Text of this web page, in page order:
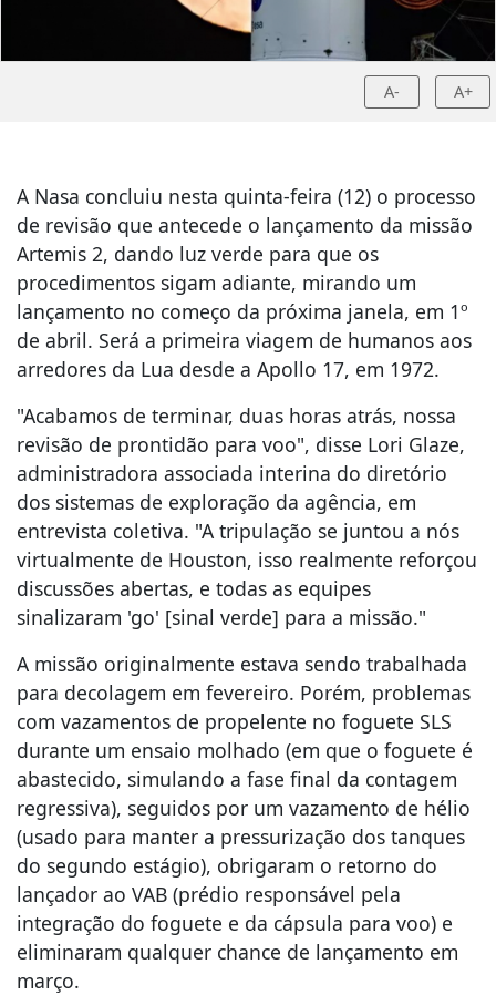
A- A+
A Nasa concluiu nesta quinta-feira (12) o processo
de revisão que antecede o lançamento da missão
Artemis 2, dando luz verde para que os
procedimentos sigam adiante, mirando um
lançamento no começo da próxima janela, em 1º
de abril. Será a primeira viagem de humanos aos
arredores da Lua desde a Apollo 17, em 1972.
"Acabamos de terminar, duas horas atrás, nossa
revisão de prontidão para voo", disse Lori Glaze,
administradora associada interina do diretório
dos sistemas de exploração da agência, em
entrevista coletiva. "A tripulação se juntou a nós
virtualmente de Houston, isso realmente reforçou
discussões abertas, e todas as equipes
sinalizaram 'go' [sinal verde] para a missão."
A missão originalmente estava sendo trabalhada
para decolagem em fevereiro. Porém, problemas
com vazamentos de propelente no foguete SLS
durante um ensaio molhado (em que o foguete é
abastecido, simulando a fase final da contagem
regressiva), seguidos por um vazamento de hélio
(usado para manter a pressurização dos tanques
do segundo estágio), obrigaram o retorno do
lançador ao VAB (prédio responsável pela
integração do foguete e da cápsula para voo) e
eliminaram qualquer chance de lançamento em
março.